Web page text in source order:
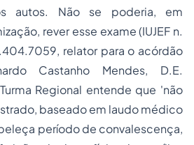
autos. Não se poderia, em
rever esse exame (IUJEF n.
relator para o acórdão
Castanho Mendes, D.E.
Regional entende que 'não
baseado em laudo médico
período de convalescença,